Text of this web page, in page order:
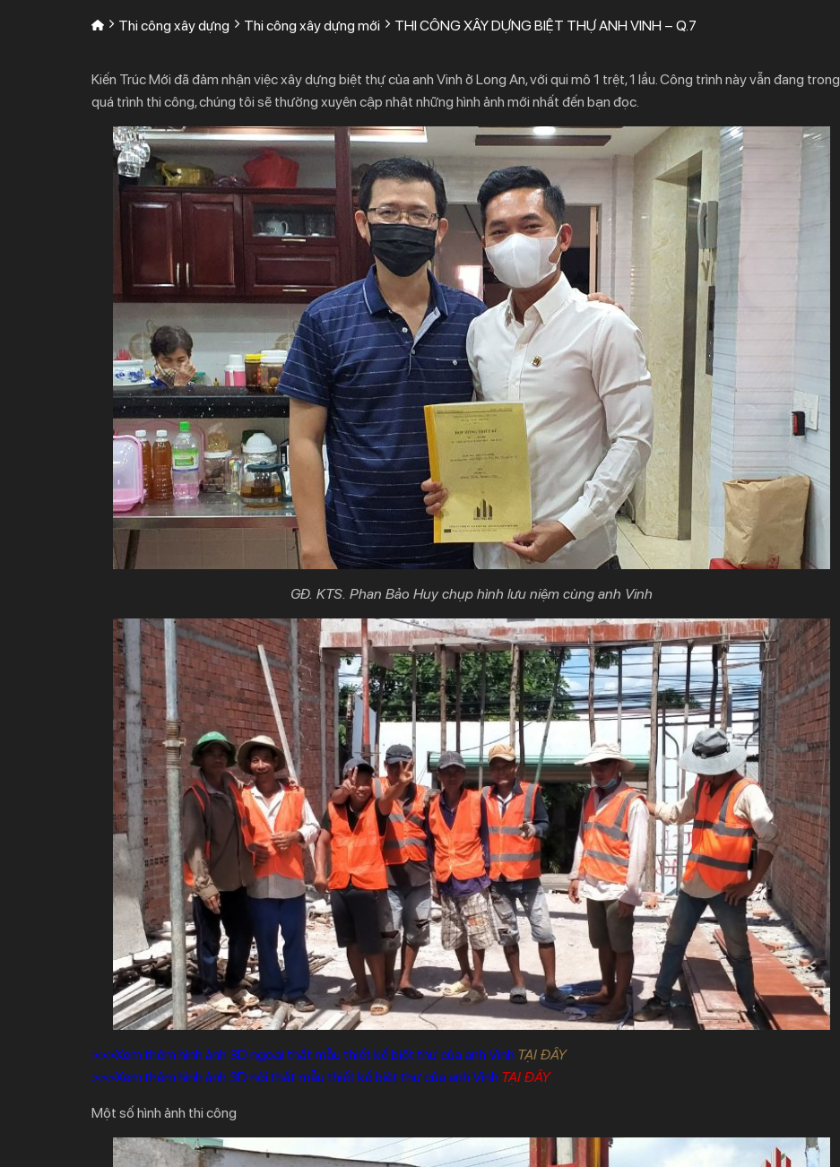
Thi công xây dựng Thi công xây dựng mới THI CÔNG XÂY DỰNG BIỆT THỰ ANH VINH – Q.7
Kiến Trúc Mới đã đảm nhận việc xây dựng biệt thự của anh Vinh ở Long An, với qui mô 1 trệt, 1 lầu. Công trình này vẫn đang trong
quá trình thi công, chúng tôi sẽ thường xuyên cập nhật những hình ảnh mới nhất đến bạn đọc.
GĐ. KTS. Phan Bảo Huy chụp hình lưu niệm cùng anh Vinh
>>>Xem thêm hình ảnh 3D ngoại thất mẫu thiết kế biệt thự của anh Vinh TẠI ĐÂY
>>>Xem thêm hình ảnh 3D nội thất mẫu thiết kế biệt thự của anh Vinh TẠI ĐÂY
Một số hình ảnh thi công